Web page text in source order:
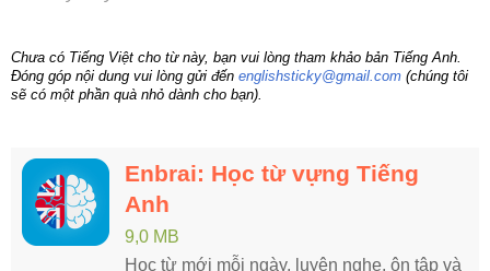
Chưa có Tiếng Việt cho từ này, bạn vui lòng tham khảo bản Tiếng Anh.
Đóng góp nội dung vui lòng gửi đến englishsticky@gmail.com (chúng tôi
sẽ có một phần quà nhỏ dành cho bạn).
Enbrai: Học từ vựng Tiếng
Anh
9,0 MB
Học từ mới mỗi ngày, luyện nghe, ôn tập và